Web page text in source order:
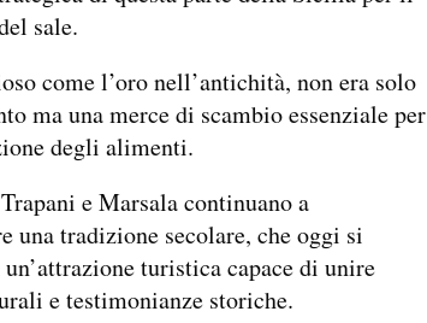
sale.
come l’oro nell’antichità, non era solo
ma una merce di scambio essenziale per
degli alimenti.
e Marsala continuano a
una tradizione secolare, che oggi si
turistica capace di unire
e testimonianze storiche.